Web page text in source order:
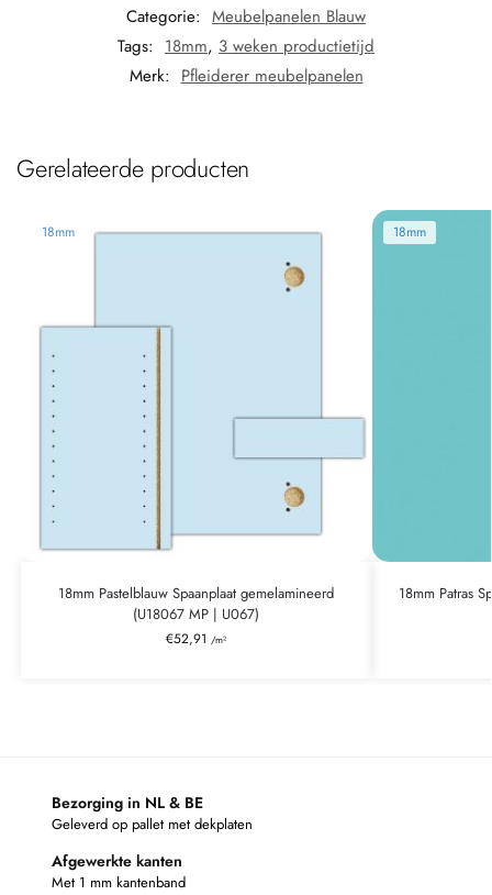
Categorie: Meubelpanelen Blauw
Tags: 18mm, 3 weken productietijd
Merk: Pfleiderer meubelpanelen
Gerelateerde producten
18mm
18mm Pastelblauw Spaanplaat gemelamineerd
(U18067 MP | U067)
€52,91 /m²
18mm
18mm Patras
Bezorging in NL & BE
Geleverd op pallet met dekplaten
Afgewerkte kanten
Met 1 mm kantenband